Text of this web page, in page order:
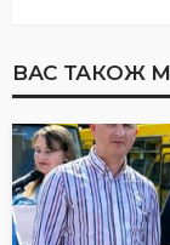
ВАС ТАКОЖ